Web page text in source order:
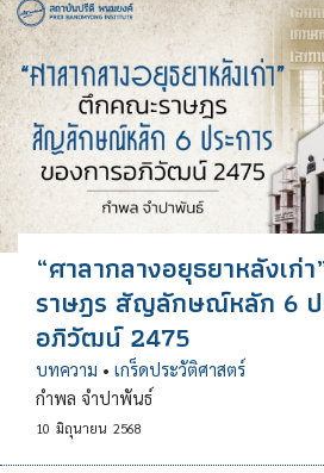
“ศาลากลางอยุธยาหลังเ
ราษฎร สัญลักษณ์หลัก 6 ป
อภิวัฒน์ 2475
บทความ • เกร็ดประวัติศาสตร์
กำพล จำปาพันธ์
10 มิถุนายน 2568